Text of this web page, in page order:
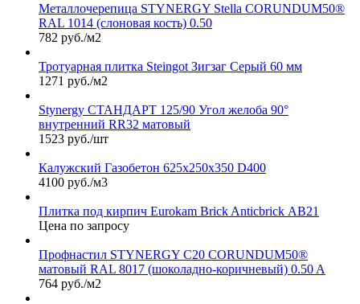
Металлочерепица STYNERGY Stella CORUNDUM50®
RAL 1014 (слоновая кость) 0.50
782 руб./м2
Тротуарная плитка Steingot Зигзаг Серый 60 мм
1271 руб./м2
Stynergy СТАНДАРТ 125/90 Угол желоба 90°
внутренний RR32 матовый
1523 руб./шт
Калужский Газобетон 625х250х350 D400
4100 руб./м3
Плитка под кирпич Eurokam Brick Anticbrick АВ21
Цена по запросу
Профнастил STYNERGY С20 CORUNDUM50®
матовый RAL 8017 (шоколадно-коричневый) 0.50 A
764 руб./м2